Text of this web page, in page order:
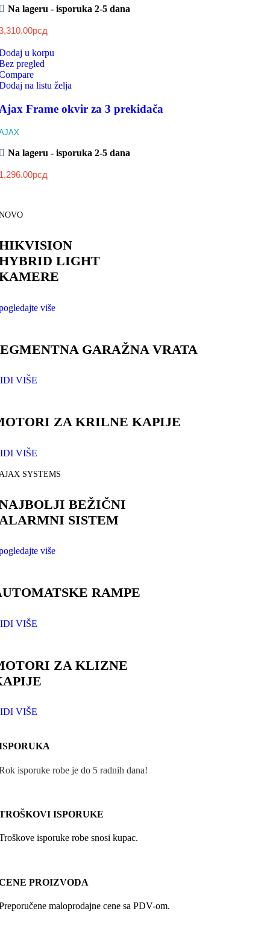
Na lageru - isporuka 2-5 dana
рсд
u korpu
pregled
na listu želja
Frame okvir za 3 prekidača
Na lageru - isporuka 2-5 dana
рсд
LIGHT
više
GARAŽNA VRATA
VIŠE
ZA KRILNE KAPIJE
VIŠE
SYSTEMS
BEŽIČNI
SISTEM
više
RAMPE
VIŠE
ZA KLIZNE
VIŠE
isporuke robe je do 5 radnih dana!
ISPORUKE
isporuke robe snosi kupac.
PROIZVODA
maloprodajne cene sa PDV-om.